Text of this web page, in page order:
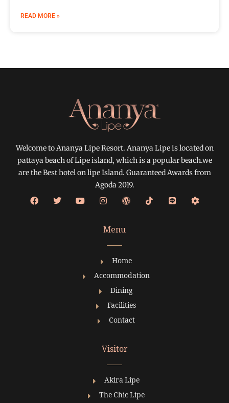
READ MORE »
Welcome to Ananya Lipe Resort. Ananya Lipe is located on
pattaya beach of Lipe island, which is a popular beach.we
are the Best hotel on lipe Island. Guaranteed Awards from
Agoda 2019.
Menu
Home
Accommodation
Dining
Facilities
Contact
Visitor
Akira Lipe
The Chic Lipe